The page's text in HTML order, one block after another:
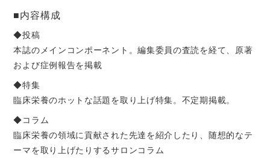
■内容構成
◆投稿
本誌のメインコンポーネント。編集委員の査読を経て、原著
および症例報告を掲載
◆特集
臨床栄養のホットな話題を取り上げ特集。不定期掲載。
◆コラム
臨床栄養の領域に貢献された先達を紹介したり、随想的なテ
ーマを取り上げたりするサロンコラム